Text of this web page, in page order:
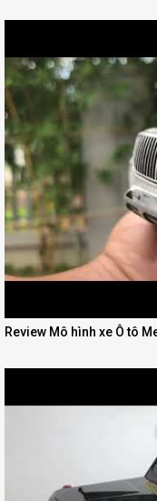
Review Mô hình xe Ô tô